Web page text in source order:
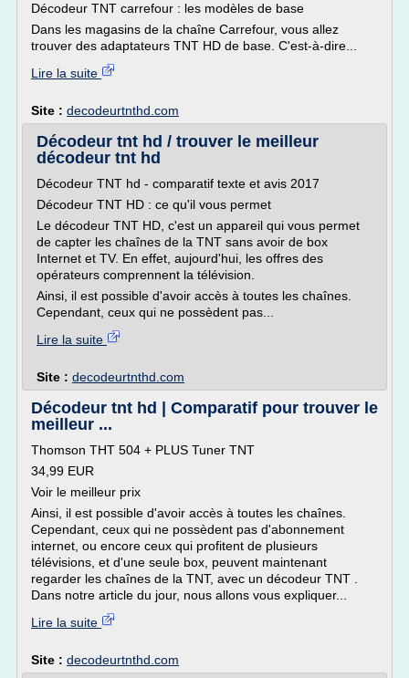
Décodeur TNT carrefour : les modèles de base
Dans les magasins de la chaîne Carrefour, vous allez
trouver des adaptateurs TNT HD de base. C'est-à-dire...
Lire la suite
Site : decodeurtnthd.com
Décodeur tnt hd / trouver le meilleur
décodeur tnt hd
Décodeur TNT hd - comparatif texte et avis 2017
Décodeur TNT HD : ce qu'il vous permet
Le décodeur TNT HD, c'est un appareil qui vous permet
de capter les chaînes de la TNT sans avoir de box
Internet et TV. En effet, aujourd'hui, les offres des
opérateurs comprennent la télévision.
Ainsi, il est possible d'avoir accès à toutes les chaînes.
Cependant, ceux qui ne possèdent pas...
Lire la suite
Site : decodeurtnthd.com
Décodeur tnt hd | Comparatif pour trouver le
meilleur ...
Thomson THT 504 + PLUS Tuner TNT
34,99 EUR
Voir le meilleur prix
Ainsi, il est possible d'avoir accès à toutes les chaînes.
Cependant, ceux qui ne possèdent pas d'abonnement
internet, ou encore ceux qui profitent de plusieurs
télévisions, et d'une seule box, peuvent maintenant
regarder les chaînes de la TNT, avec un décodeur TNT .
Dans notre article du jour, nous allons vous expliquer...
Lire la suite
Site : decodeurtnthd.com